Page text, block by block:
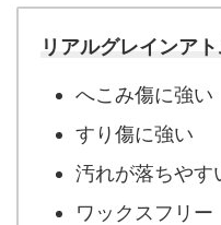
リアルグレインア
へこみ傷に強い
すり傷に強い
汚れが落ちやす
ワックスフリー